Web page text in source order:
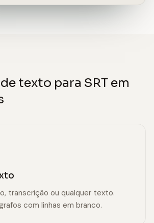
texto para SRT em
transcrição ou qualquer texto.
com linhas em branco.